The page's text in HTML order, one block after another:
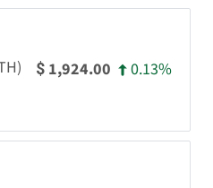
$ 1,924.00 0.13%